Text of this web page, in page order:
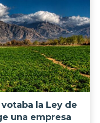
la Ley de
una empresa